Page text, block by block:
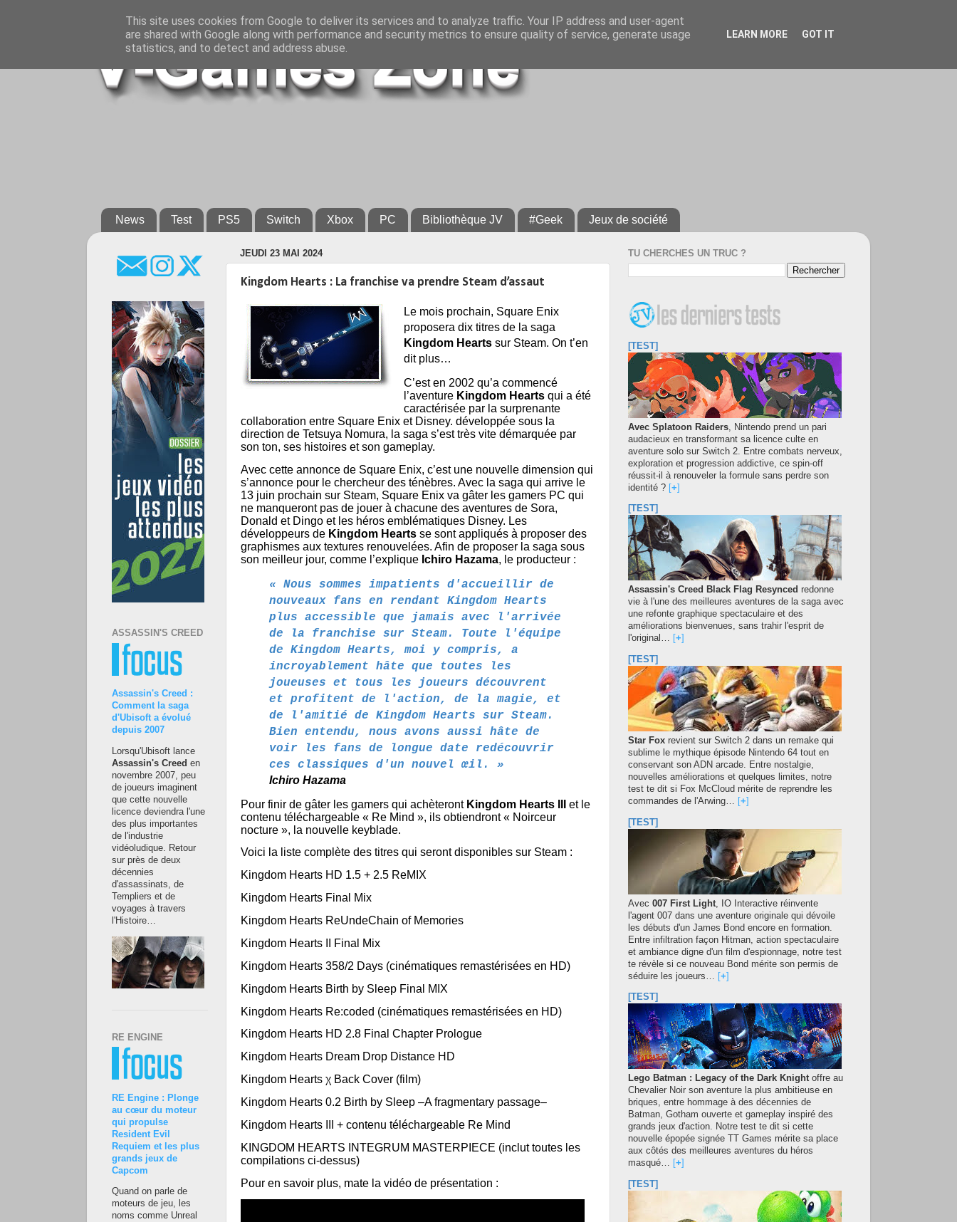
News Test PS5 Switch Xbox PC Bibliothèque JV #Geek Jeux de société
JEUDI 23 MAI 2024
Kingdom Hearts : La franchise va prendre Steam d’assaut
Le mois prochain, Square Enix
proposera dix titres de la saga
Kingdom Hearts sur Steam. On t’en
dit plus…
C’est en 2002 qu’a commencé
l’aventure Kingdom Hearts qui a été
caractérisée par la surprenante
collaboration entre Square Enix et Disney. développée sous la
direction de Tetsuya Nomura, la saga s’est très vite démarquée par
son ton, ses histoires et son gameplay.
Avec cette annonce de Square Enix, c’est une nouvelle dimension qui
s’annonce pour le chercheur des ténèbres. Avec la saga qui arrive le
13 juin prochain sur Steam, Square Enix va gâter les gamers PC qui
ne manqueront pas de jouer à chacune des aventures de Sora,
Donald et Dingo et les héros emblématiques Disney. Les
développeurs de Kingdom Hearts se sont appliqués à proposer des
graphismes aux textures renouvelées. Afin de proposer la saga sous
son meilleur jour, comme l’explique Ichiro Hazama, le producteur :
« Nous sommes impatients d'accueillir de
nouveaux fans en rendant Kingdom Hearts
plus accessible que jamais avec l'arrivée
de la franchise sur Steam. Toute l'équipe
de Kingdom Hearts, moi y compris, a
incroyablement hâte que toutes les
joueuses et tous les joueurs découvrent
et profitent de l'action, de la magie, et
de l'amitié de Kingdom Hearts sur Steam.
Bien entendu, nous avons aussi hâte de
voir les fans de longue date redécouvrir
ces classiques d'un nouvel œil. »
Ichiro Hazama
Pour finir de gâter les gamers qui achèteront Kingdom Hearts III
et le
contenu téléchargeable « Re Mind », ils obtiendront « Noirceur
nocture », la nouvelle keyblade.
Voici la liste complète des titres qui seront disponibles sur Steam :
Kingdom Hearts HD 1.5 + 2.5 ReMIX
Kingdom Hearts Final Mix
Kingdom Hearts ReUndeChain of Memories
Kingdom Hearts II Final Mix
Kingdom Hearts 358/2 Days (cinématiques remastérisées en HD)
Kingdom Hearts Birth by Sleep Final MIX
Kingdom Hearts Re:coded (cinématiques remastérisées en HD)
Kingdom Hearts HD 2.8 Final Chapter Prologue
Kingdom Hearts Dream Drop Distance HD
Kingdom Hearts χ Back Cover (film)
Kingdom Hearts 0.2 Birth by Sleep –A fragmentary passage–
Kingdom Hearts III + contenu téléchargeable Re Mind
KINGDOM HEARTS INTEGRUM MASTERPIECE (inclut toutes les
compilations ci-dessus)
Pour en savoir plus, mate la vidéo de présentation :
ASSASSIN'S CREED
Assassin's Creed :
Comment la saga
d'Ubisoft a évolué
depuis 2007
Lorsqu'Ubisoft lance
Assassin's Creed en
novembre 2007, peu
de joueurs imaginent
que cette nouvelle
licence deviendra l'une
des plus importantes
de l'industrie
vidéoludique. Retour
sur près de deux
décennies
d'assassinats, de
Templiers et de
voyages à travers
l'Histoire…
RE ENGINE
RE Engine : Plonge
au cœur du moteur
qui propulse
Resident Evil
Requiem et les plus
grands jeux de
Capcom
Quand on parle de
moteurs de jeu, les
noms comme Unreal
TU CHERCHES UN TRUC ?
[TEST]
Avec Splatoon Raiders, Nintendo prend un pari
audacieux en transformant sa licence culte en
aventure solo sur Switch 2. Entre combats nerveux,
exploration et progression addictive, ce spin-off
réussit-il à renouveler la formule sans perdre son
identité ? [+]
[TEST]
Assassin's Creed Black Flag Resynced redonne
vie à l'une des meilleures aventures de la saga avec
une refonte graphique spectaculaire et des
améliorations bienvenues, sans trahir l'esprit de
l'original…
+
[TEST]
Star Fox revient sur Switch 2 dans un remake qui
sublime le mythique épisode Nintendo 64 tout en
conservant son ADN arcade. Entre nostalgie,
nouvelles améliorations et quelques limites, notre
test te dit si Fox McCloud mérite de reprendre les
commandes de l'Arwing…
+
[TEST]
Avec 007 First Light , IO Interactive réinvente
l'agent 007 dans une aventure originale qui dévoile
les débuts d'un James Bond encore en formation.
Entre infiltration façon Hitman, action spectaculaire
et ambiance digne d'un film d'espionnage, notre test
te révèle si ce nouveau Bond mérite son permis de
séduire les joueurs…
[+]
[TEST]
Lego Batman : Legacy of the Dark Knightoffre au
Chevalier Noir son aventure la plus ambitieuse en
briques, entre hommage à des décennies de
Batman, Gotham ouverte et gameplay inspiré des
grands jeux d'action. Notre test te dit si cette
nouvelle épopée signée TT Games mérite sa place
aux côtés des meilleures aventures du héros
masqué…
+
[TEST]
This site uses cookies from Google to deliver its services and to analyze traffic. Your IP address and user-agent
are shared with Google along with performance and security metrics to ensure quality of service, generate usage
statistics, and to detect and address abuse.
LEARN MORE GOT IT